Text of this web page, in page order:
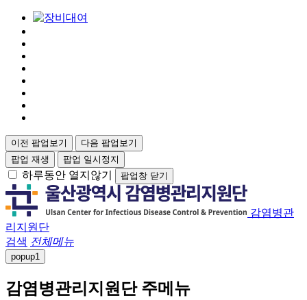
이전 팝업보기
다음 팝업보기
팝업 재생
팝업 일시정지
하루동안 열지않기 팝업창 닫기
감염병관
리지원단
검색 전체메뉴
popup1
감염병관리지원단 주메뉴